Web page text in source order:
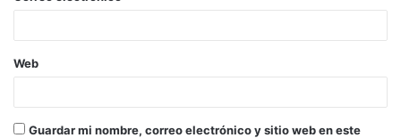
Web
Guardar mi nombre, correo electrónico y sitio web en este